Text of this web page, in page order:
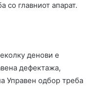
со главниот апарат.
денови е
дефектажа,
Управен одбор треба